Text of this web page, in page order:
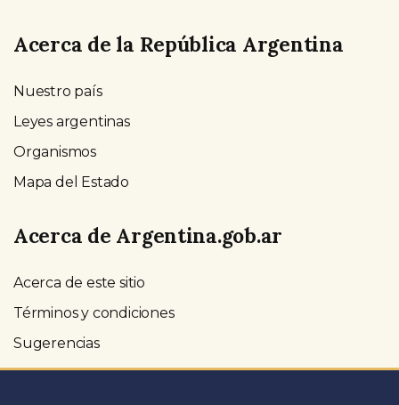
Acerca de la República Argentina
Nuestro país
Leyes argentinas
Organismos
Mapa del Estado
Acerca de Argentina.gob.ar
Acerca de este sitio
Términos y condiciones
Sugerencias